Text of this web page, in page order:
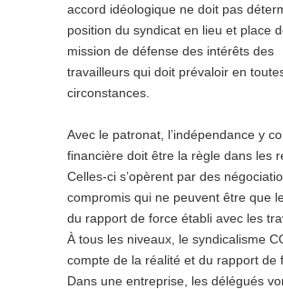
accord idéologique ne doit pas
position du syndicat en lieu et place
mission de défense des intérêts des
travailleurs qui doit prévaloir en
circonstances.
Avec le patronat, l’indépendance y
financière doit être la règle dans les
Celles-ci s’opèrent par des
compromis qui ne peuvent être que
du rapport de force établi avec les
À tous les niveaux, le syndicalisme
compte de la réalité et du rapport de
Dans une entreprise, les délégués